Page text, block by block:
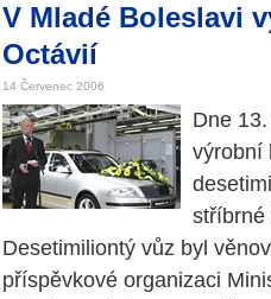
V Mladé Boleslavi
Octávií
14 Červenec 2006
Dne
výrobní
stříbrné
Desetimiliontý vůz byl
příspěvkové organizaci